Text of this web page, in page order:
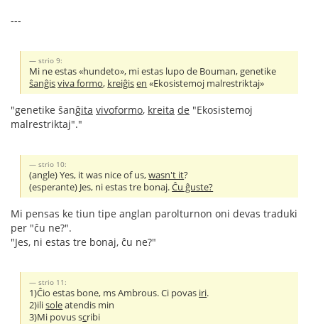
---
strio 9:
Mi ne estas «hundeto», mi estas lupo de Bouman, genetike
ŝanĝisviva formo, kreiĝisen «Ekosistemoj malrestriktaj»
"genetike ŝanĝita vivoformo, kreita de "Ekosistemoj
malrestriktaj"."
strio 10:
(angle) Yes, it was nice of us,wasn't it?
(esperante) Jes, ni estas tre bonaj.Ĉu ĝuste?
Mi pensas ke tiun tipe anglan parolturnon oni devas traduki
per "ĉu ne?".
"Jes, ni estas tre bonaj, ĉu ne?"
strio 11:
1)Ĉio estas bone, ms Ambrous. Ci povas iri.
2)ilisoleatendis min
3)Mi povus scribi